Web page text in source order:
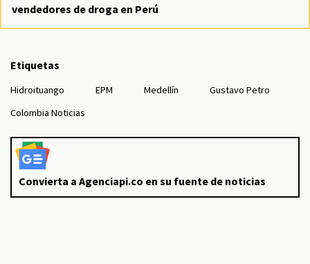
vendedores de droga en Perú
Etiquetas
Hidroituango EPM Medellín
Gustavo Petro
Colombia Noticias
Convierta a Agenciapi.co en su fuente de noticias